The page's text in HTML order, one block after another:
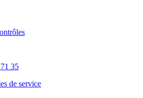
de service